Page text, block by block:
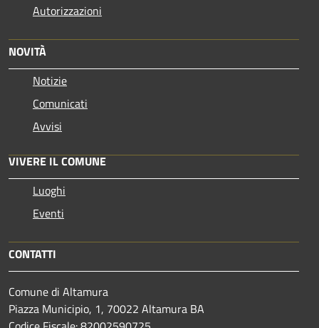
Autorizzazioni
NOVITÀ
Notizie
Comunicati
Avvisi
VIVERE IL COMUNE
Luoghi
Eventi
CONTATTI
Comune di Altamura
Piazza Municipio, 1, 70022 Altamura BA